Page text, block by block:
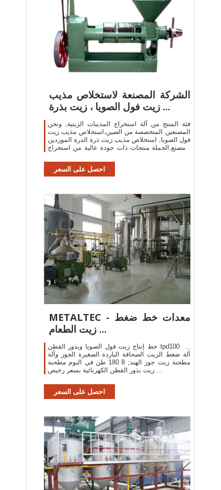
الشركة المصنعة لاستخلاص مذيب
زيت فول الصويا ، زيت بذرة ...
فئة المنتج من آلة استخراج المذيبات الزيتية, ونحن
المصنعين المتخصصة من الصين،استخلاص مذيب زيت
فول الصويا, استخلاص مذيب زيت ذرة الذرة الموردين
/ مصنع,الجملة منتجات ذات جودة عالية من استخراج
احصل على السعر
METALTEC - معدات خط ضغط
زيت الطعام ...
خط إنتاج زيت فول الصويا وبذور القطن tpd100. ...
آلة ضغط الزيت الصحافة الباردة الصغيرة الجوز وآلة
مطحنة زيت جوز الهند; 8 180 طن في اليوم مطحنة
زيت بذور القطن الكهربائية بسعر رخيص ...
احصل على السعر